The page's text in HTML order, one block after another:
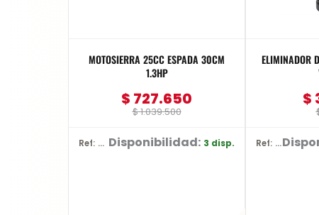
MOTOSIERRA 25CC ESPADA 30CM
1.3HP
$1.039.500
$ 727.650
Ref: CN-25 Disponibilidad: 3 disp.
ELIMINADOR
$
Ref: WF9730